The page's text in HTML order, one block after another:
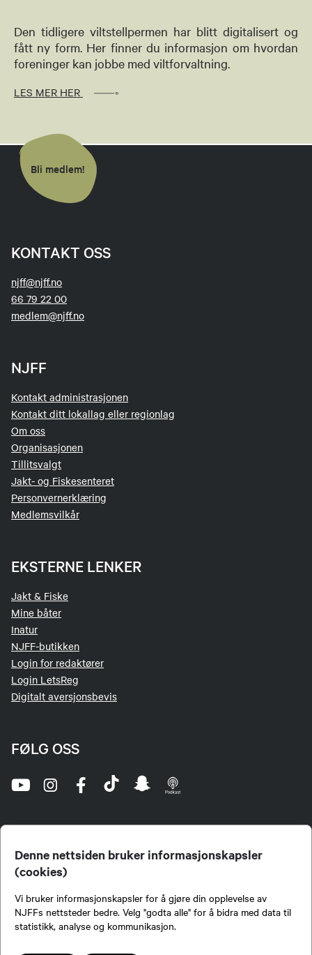
Denne nettsiden bruker informasjonskapsler
(cookies)
Vi bruker informasjonskapsler for å gjøre din opplevelse av
NJFFs nettsteder bedre. Velg "godta alle" for å bidra med data til
statistikk, analyse og kommunikasjon.
Den tidligere viltstellpermen har blitt digitalisert og
fått ny form. Her finner du informasjon om hvordan
foreninger kan jobbe med viltforvaltning.
LES MER HER
Bli medlem!
KONTAKT OSS
njff@njff.no
66 79 22 00
medlem@njff.no
NJFF
Kontakt administrasjonen
Kontakt ditt lokallag eller regionlag
Om oss
Organisasjonen
Tillitsvalgt
Jakt- og Fiskesenteret
Personvernerklæring
Medlemsvilkår
EKSTERNE LENKER
Jakt & Fiske
Mine båter
Inatur
NJFF-butikken
Login for redaktører
Login LetsReg
Digitalt aversjonsbevis
FØLG OSS
jegere og sportsfiskere og et av de viktigste miljøene for formidling av kunnskap om jakt og
fiske i Norge. Vi er en partipolitisk nøytral organisasjon, men har et sterkt jakt-, fiske-, og
naturpolitisk engasjement i mange saker.